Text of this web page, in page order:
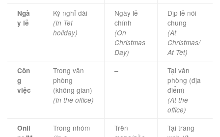
Ngà
y lễ
Kỳ nghỉ dài
(In Tet
holiday)
Ngày lễ
chính
(On
Christmas
Day)
Dịp lễ nói
chung
(At
Christmas/
At Tet)
Côn
g
việc
Trong văn
phòng
(không gian)
(In the office)
–
Tại văn
phòng (địa
điểm)
(At the
office)
Onli
Trong nhóm
Trên
Tại trang